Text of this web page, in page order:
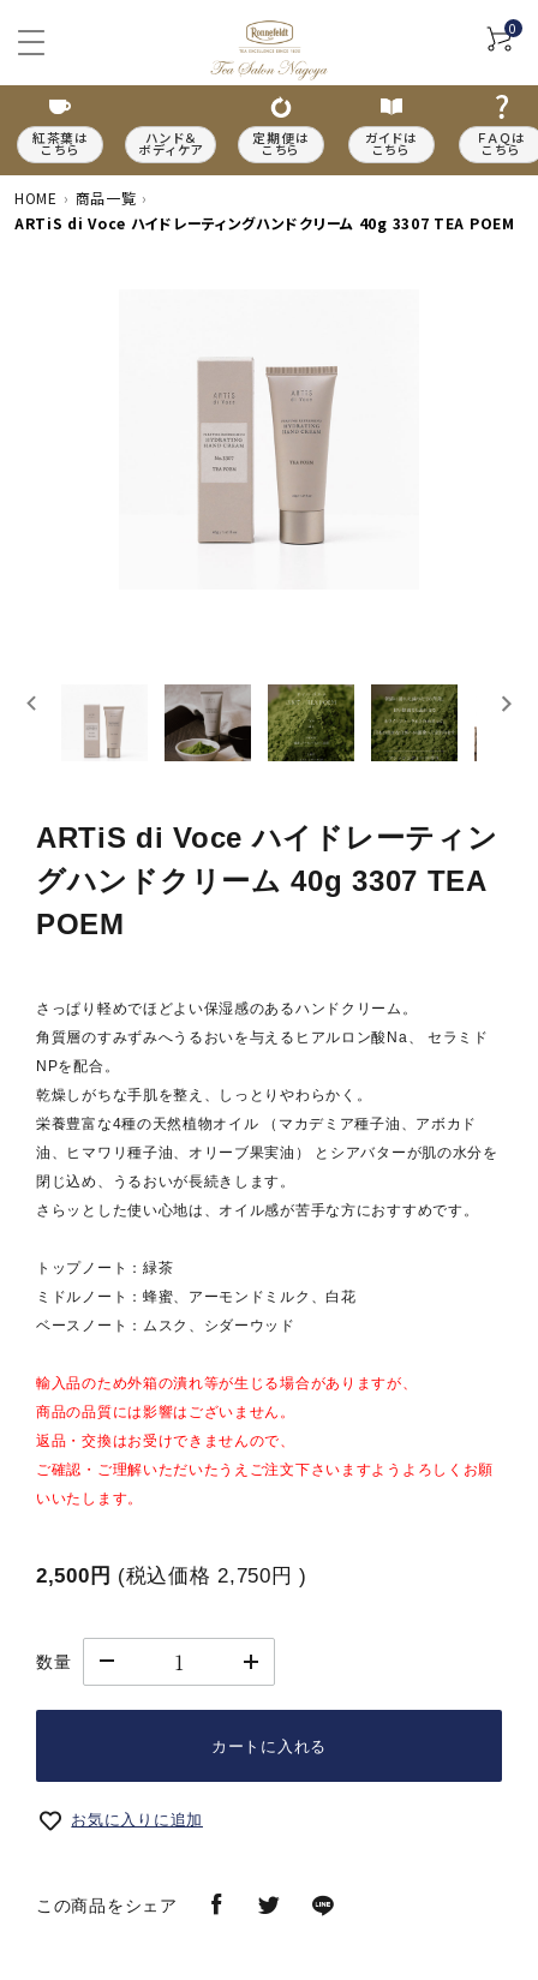
0
紅茶葉は
こちら
ハンド＆
ボディケア
定期便は
こちら
ガイドは
こちら
ＦＡＱは
こちら
person 新規会員登録
ご利用ガイド
お問い合わせ
HOME
商品一覧
ARTiS di Voce ハイドレーティングハンドクリーム 40g 3307 TEA POEM
ARTiS di Voce ハイドレーティン
グハンドクリーム 40g 3307 TEA
POEM
さっぱり軽めでほどよい保湿感のあるハンドクリーム。
角質層のすみずみへうるおいを与えるヒアルロン酸Na、 セラミド
NPを配合。
乾燥しがちな手肌を整え、しっとりやわらかく。
栄養豊富な4種の天然植物オイル （マカデミア種子油、アボカド
油、ヒマワリ種子油、オリーブ果実油） とシアバターが肌の水分を
閉じ込め、うるおいが長続きします。
さらッとした使い心地は、オイル感が苦手な方におすすめです。
トップノート：緑茶
ミドルノート：蜂蜜、アーモンドミルク、白花
ベースノート：ムスク、シダーウッド
輸入品のため外箱の潰れ等が生じる場合がありますが、
商品の品質には影響はございません。
返品・交換はお受けできませんので、
ご確認・ご理解いただいたうえご注文下さいますようよろしくお願
いいたします。
2,500円 (税込価格2,750円 )
数量
カートに入れる
お気に入りに追加
この商品をシェア